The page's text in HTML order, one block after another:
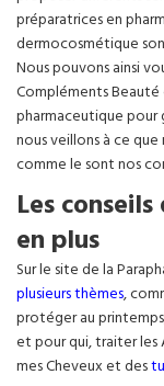
préparatrices en
dermocosmétique
Nous pouvons ainsi
Compléments
pharmaceutique
nous veillons à ce
comme le sont nos
Les
en plus
Sur le site de la
plusieurs thèmes,
protéger au
et pour qui, traiter les
mes Cheveux et des